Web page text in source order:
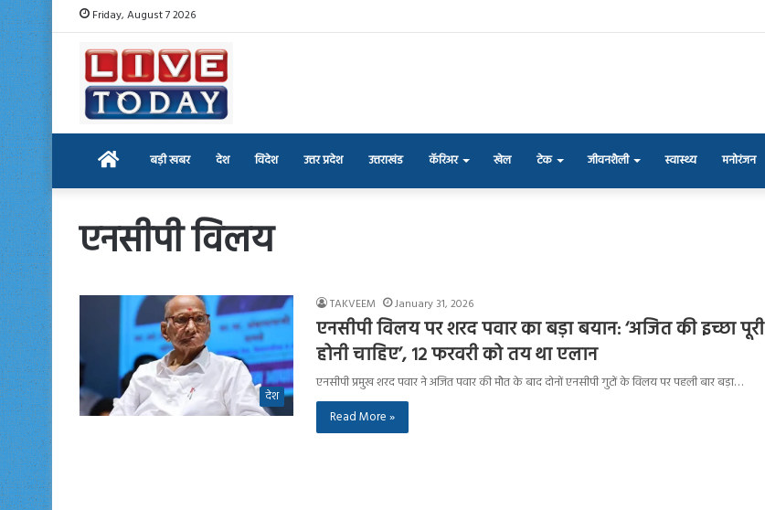
Friday, August 7 2026
Home बड़ी खबर देश विदेश उत्तर प्रदेश उत्तराखंड कॅरिअर खेल टेक जीवनशैली स्वास्थ्य मनोरंजन
एनसीपी विलय
देश
TAKVEEM January 31, 2026
एनसीपी विलय पर शरद पवार का बड़ा बयान: ‘अजित की इच्छा पूरी
होनी चाहिए’, 12 फरवरी को तय था एलान
एनसीपी प्रमुख शरद पवार ने अजित पवार की मौत के बाद दोनों एनसीपी गुटों के विलय पर पहली बार बड़ा…
Read More »